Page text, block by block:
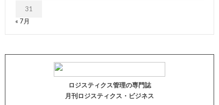
31
« 7月
ロジスティクス管理の専門誌
月刊ロジスティクス・ビジネス